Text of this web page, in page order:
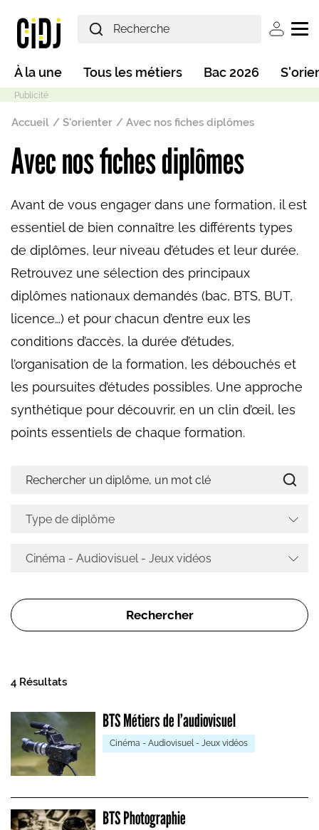
User
Main navigation
À la une Tous les métiers Bac 2026
Fil d'Ariane
Accueil S'orienter Avec nos fiches diplômes
Avec nos fiches diplômes
Avant de vous engager dans une formation, il est
essentiel de bien connaître les différents types
de diplômes, leur niveau d’études et leur durée.
Retrouvez une sélection des principaux
diplômes nationaux demandés (bac, BTS, BUT,
licence…) et pour chacun d’entre eux les
conditions d’accès, la durée d’études,
l’organisation de la formation, les débouchés et
les poursuites d’études possibles. Une approche
synthétique pour découvrir, en un clin d’œil, les
points essentiels de chaque formation.
Type de diplôme
Cinéma - Audiovisuel - Jeux vidéos
4 Résultats
BTS Métiers de l’audiovisuel
Cinéma - Audiovisuel - Jeux vidéos
BTS Photographie